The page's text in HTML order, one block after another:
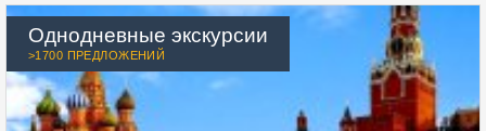
Однодневные экскурсии
>1700 ПРЕДЛОЖЕНИЙ